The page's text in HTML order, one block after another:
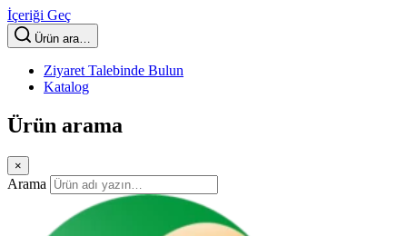
İçeriği Geç
Ürün ara…
Ziyaret Talebinde Bulun
Katalog
Ürün arama
×
Arama